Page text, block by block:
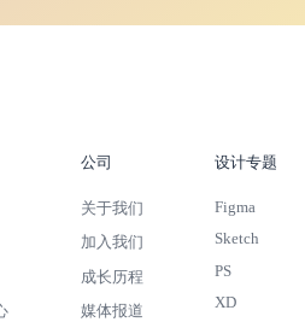
公司
关于我们
加入我们
成长历程
媒体报道
设计专题
Figma
Sketch
PS
XD